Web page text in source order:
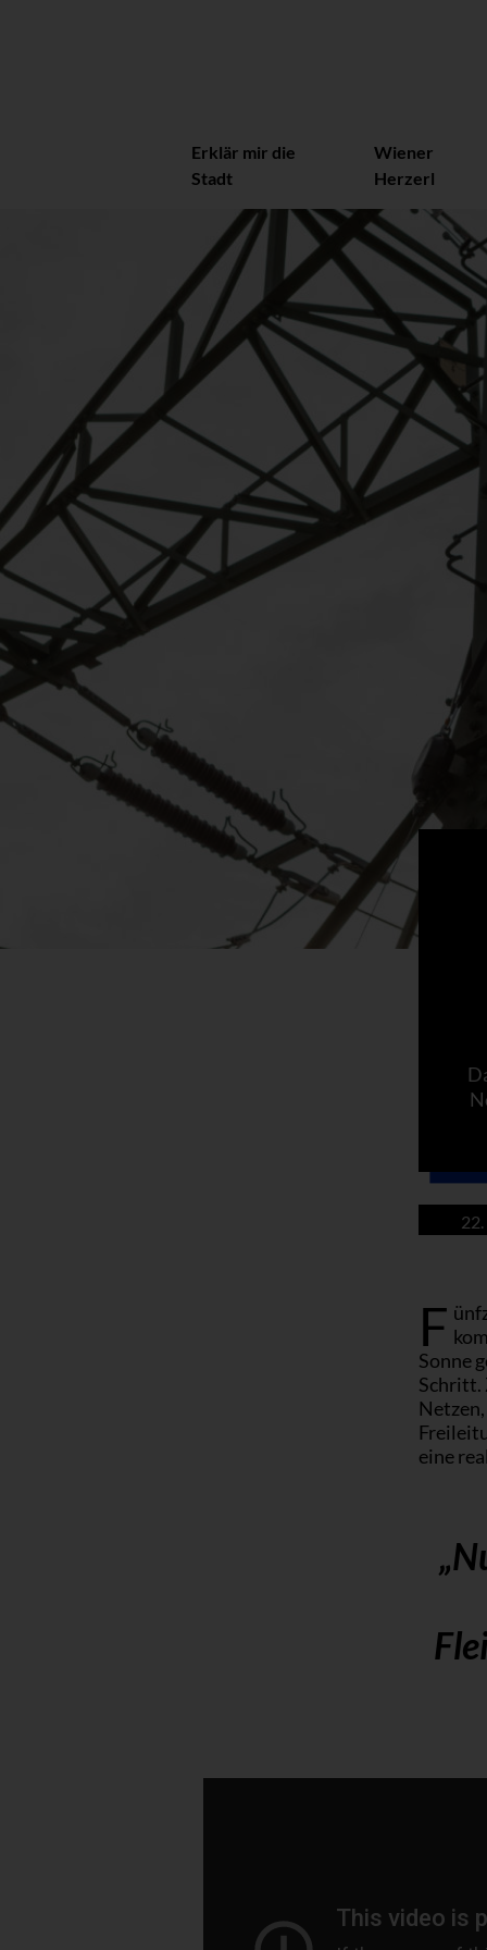
Erklär mir die
Stadt
Wiener
Herzerl
F
Sonne
Schritt.
eine